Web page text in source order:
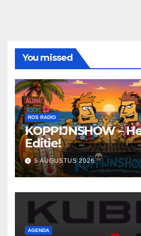
You missed
ROS RADIO
KOPPIJNSHOW –
Editie!
5 AUGUSTUS 2026
AGENDA